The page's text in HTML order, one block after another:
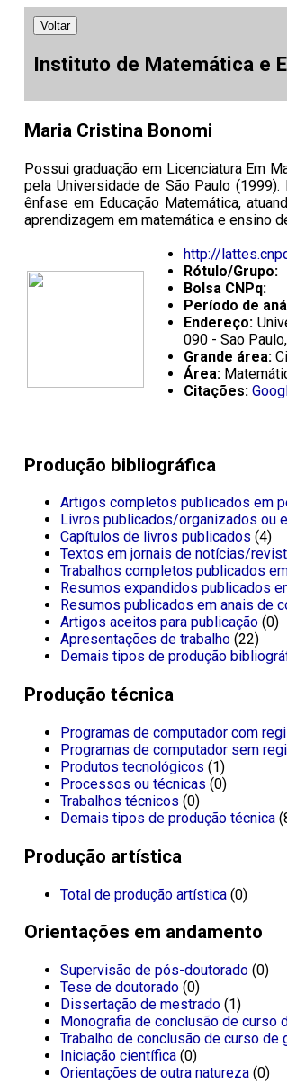
Voltar
Instituto de Matemática e
Maria Cristina Bonomi
Possui graduação em Licenciatura Em
pela Universidade de São Paulo
ênfase em Educação Matemática,
aprendizagem em matemática e ensino
http://
Rótulo/Grupo:
Bolsa CNPq:
Período de
Endereço:
090 - Sao
Grande área:
Área:
Citações:
Produção bibliográfica
Artigos completos publicados em
Livros publicados/organizados ou
Capítulos de livros publicados (4)
Textos em jornais de notícias/
Trabalhos completos publicados
Resumos expandidos publicados
Resumos publicados em anais de
Artigos aceitos para publicação(0)
Apresentações de trabalho(22)
Demais tipos de produção
Produção técnica
Programas de computador com
Programas de computador sem
Produtos tecnológicos (1)
Processos ou técnicas (0)
Trabalhos técnicos (0)
Demais tipos de produção técnica
Produção artística
Total de produção artística(0)
Orientações em andamento
Supervisão de pós-doutorado(0)
Tese de doutorado(0)
Dissertação de mestrado(1)
Monografia de conclusão de
Trabalho de conclusão de curso de
Iniciação científica(0)
Orientações de outra natureza(0)